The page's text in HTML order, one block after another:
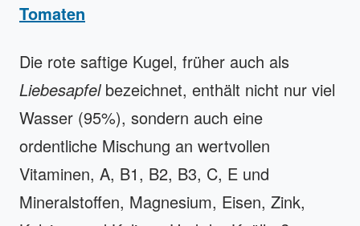
Tomaten
Die rote saftige Kugel, früher auch als
Liebesapfelbezeichnet, enthält nicht nur viel
Wasser (95%), sondern auch eine
ordentliche Mischung an wertvollen
Vitaminen, A, B1, B2, B3, C, E und
Mineralstoffen, Magnesium, Eisen, Zink,